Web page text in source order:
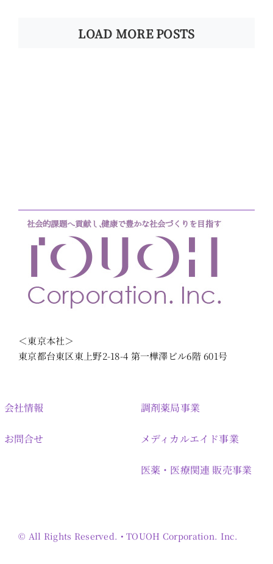
LOAD MORE POSTS
＜東京本社＞
東京都台東区東上野2-18-4 第一樺澤ビル6階 601号
会社情報
お問合せ
調剤薬局事業
メディカルエイド事業
医薬・医療関連 販売事業
© All Rights Reserved. • TOUOH Corporation. Inc.